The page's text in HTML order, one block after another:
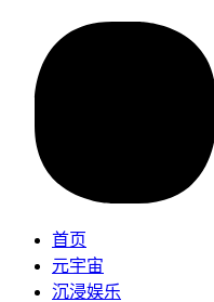
首页
元宇宙
沉浸娱乐